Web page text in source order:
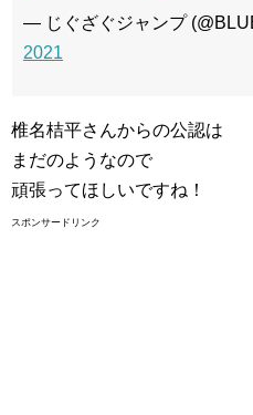
— じぐざぐジャンプ
2021
椎名桔平さんからの公認は
まだのようなので
頑張ってほしいですね！
スポンサードリンク